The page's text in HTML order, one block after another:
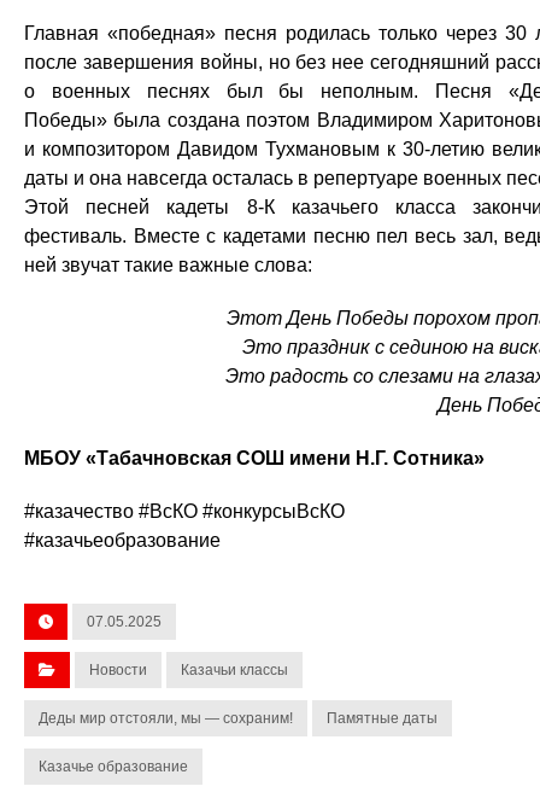
Главная «победная» песня родилась только через 30
после завершения войны, но без нее сегодняшний
о военных песнях был бы неполным. Песня
Победы» была создана поэтом Владимиром
и композитором Давидом Тухмановым к 30-летию
даты и она навсегда осталась в репертуаре военных
Этой песней кадеты 8-К казачьего класса
фестиваль. Вместе с кадетами песню пел весь зал,
ней звучат такие важные слова:
Этот День Победы порохом
Это праздник с сединою на
Это радость со слезами на
День
МБОУ «Табачновская СОШ имени Н.Г. Сотника»
#казачество #ВсКО #конкурсыВсКО
#казачьеобразование
07.05.2025
Новости Казачьи классы
Деды мир отстояли, мы — сохраним! Памятные даты
Казачье образование